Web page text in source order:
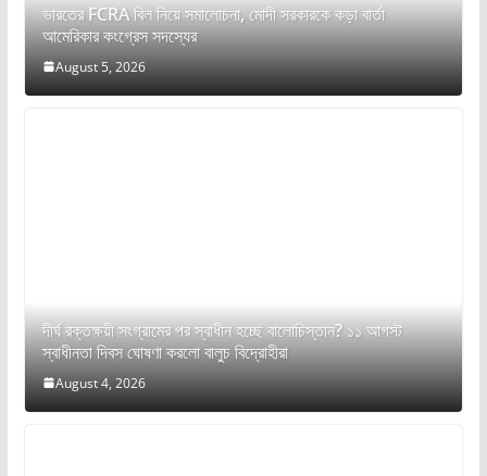
ভারতের FCRA বিল নিয়ে সমালোচনা, মোদী সরকারকে কড়া বার্তা
আমেরিকার কংগ্রেস সদস্যের
August 5, 2026
দীর্ঘ রক্তক্ষয়ী সংগ্রামের পর স্বাধীন হচ্ছে বালোচিস্তান? ১১ আগস্ট
স্বাধীনতা দিবস ঘোষণা করলো বালুচ বিদ্রোহীরা
August 4, 2026